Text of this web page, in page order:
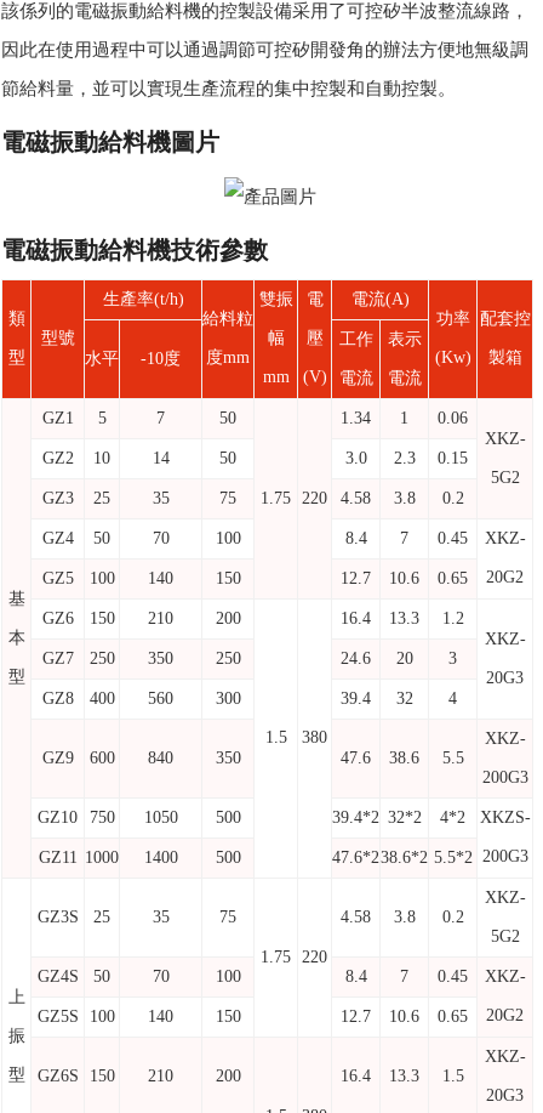
該係列的電磁振動給料機的控製設備采用了可控矽半波整流線路，
因此在使用過程中可以通過調節可控矽開發角的辦法方便地無級調
節給料量，並可以實現生產流程的集中控製和自動控製。
電磁振動給料機圖片
電磁振動給料機技術參數
類
型
型號
生產率(t/h)
給料粒
度mm
雙振
幅
mm
電
壓
(V)
電流(A)
功率
(Kw)
配套控
製箱
水平 -10度
工作
電流
表示
電流
基
本
型
GZ1 5 7 50
1.75 220
1.34 1
0.06
XKZ-
5G2
GZ2 10 14 50 3.0 2.3 0.15
GZ3 25 35 75 4.58 3.8 0.2
GZ4 50 70 100 8.4 7 0.45 XKZ-
20G2
GZ5 100 140 150 12.7 10.6 0.65
GZ6 150 210 200
1.5 380
16.4 13.3
1.2
XKZ-
20G3
GZ7 250 350 250 24.6 20 3
GZ8 400 560 300 39.4 32 4
GZ9 600 840 350 47.6 38.6 5.5
XKZ-
200G3
GZ10 750 1050 500 39.4*2 32*2 4*2 XKZS-
200G3
GZ11 1000 1400 500 47.6*238.6*2 5.5*2
上
振
型
GZ3S 25 35 75
1.75 220
4.58 3.8 0.2
XKZ-
5G2
GZ4S 50 70 100 8.4 7 0.45 XKZ-
20G2
GZ5S 100 140 150 12.7 10.6 0.65
GZ6S 150 210 200 16.4 13.3 1.5
XKZ-
20G3